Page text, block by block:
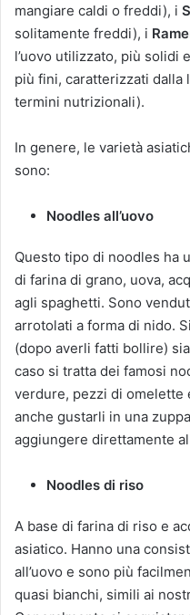
mangiare caldi o freddi), i
solitamente freddi), i
l’uovo utilizzato, più solidi
più fini, caratterizzati dalla
termini nutrizionali).
In genere, le varietà
sono:
Noodles all’uovo
Questo tipo di noodles ha
di farina di grano, uova,
agli spaghetti. Sono
arrotolati a forma di nido.
(dopo averli fatti bollire)
caso si tratta dei famosi
verdure, pezzi di omelette
anche gustarli in una
aggiungere direttamente
Noodles di riso
A base di farina di riso e
asiatico. Hanno una
all’uovo e sono più
quasi bianchi, simili ai